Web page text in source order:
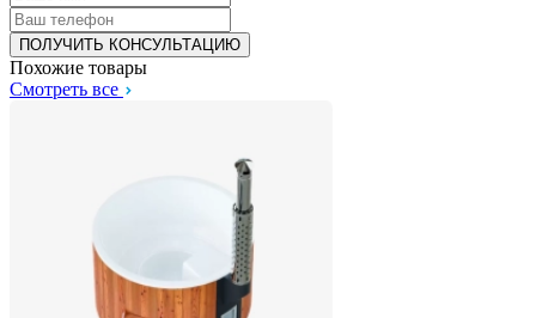
Похожие товары
Смотреть все